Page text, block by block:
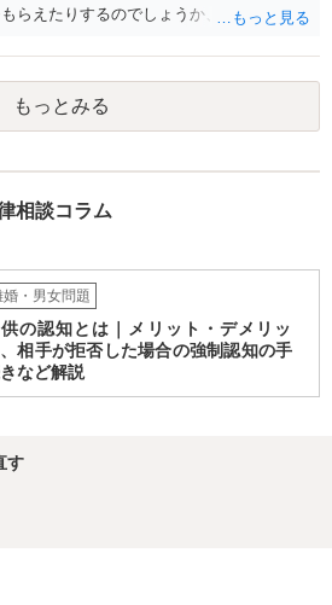
らえたりするのでしょうか、 相手が認知
前提に、父親として子を養う義務があり
ます。 ただ、極端な話相手に収入がなか
ると、実際上の回収が難しい可能性はあ
もっとみる
相談コラム
婚・男女問題
の認知とは｜メリット・デメリッ
、相手が拒否した場合の強制認知の手
など解説
す